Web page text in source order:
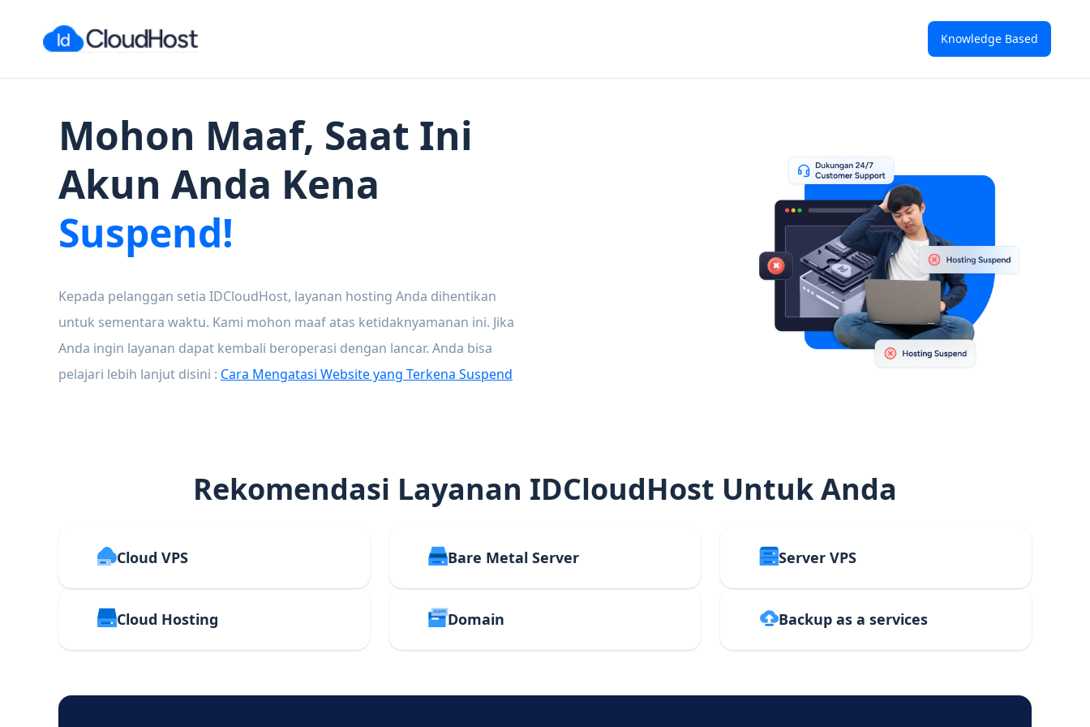
Knowledge Based
Mohon Maaf, Saat Ini
Akun Anda Kena
Suspend!
Kepada pelanggan setia IDCloudHost, layanan hosting Anda dihentikan
untuk sementara waktu. Kami mohon maaf atas ketidaknyamanan ini. Jika
Anda ingin layanan dapat kembali beroperasi dengan lancar. Anda bisa
pelajari lebih lanjut disini : Cara Mengatasi Website yang Terkena Suspend
Rekomendasi Layanan IDCloudHost Untuk Anda
Cloud VPS Bare Metal Server Server VPS
Cloud Hosting Domain Backup as a services